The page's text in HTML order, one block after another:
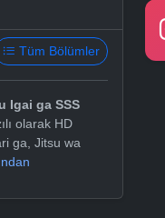
Tüm Bölümler
Igai ga SSS
olarak HD
ga, Jitsu wa